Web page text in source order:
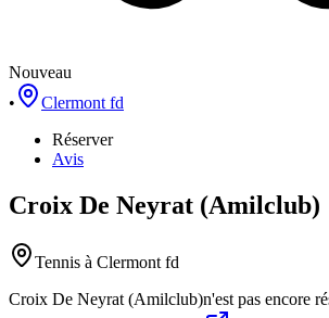
Nouveau
•
Clermont fd
Réserver
Avis
Croix De Neyrat (Amilclub)
Tennis à Clermont fd
Croix De Neyrat (Amilclub)n'est pas encore